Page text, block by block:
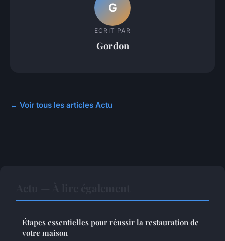
G
ECRIT PAR
Gordon
← Voir tous les articles Actu
Étapes essentielles pour réussir la restauration de
votre maison